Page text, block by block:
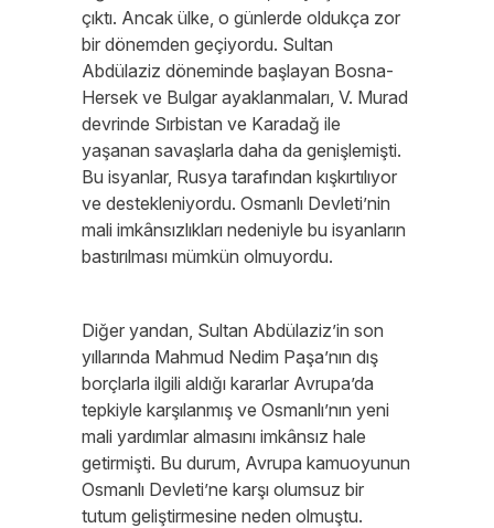
çıktı. Ancak ülke, o günlerde oldukça zor
bir dönemden geçiyordu. Sultan
Abdülaziz döneminde başlayan Bosna-
Hersek ve Bulgar ayaklanmaları, V. Murad
devrinde Sırbistan ve Karadağ ile
yaşanan savaşlarla daha da genişlemişti.
Bu isyanlar, Rusya tarafından kışkırtılıyor
ve destekleniyordu. Osmanlı Devleti’nin
mali imkânsızlıkları nedeniyle bu isyanların
bastırılması mümkün olmuyordu.
Diğer yandan, Sultan Abdülaziz’in son
yıllarında Mahmud Nedim Paşa’nın dış
borçlarla ilgili aldığı kararlar Avrupa’da
tepkiyle karşılanmış ve Osmanlı’nın yeni
mali yardımlar almasını imkânsız hale
getirmişti. Bu durum, Avrupa kamuoyunun
Osmanlı Devleti’ne karşı olumsuz bir
tutum geliştirmesine neden olmuştu.